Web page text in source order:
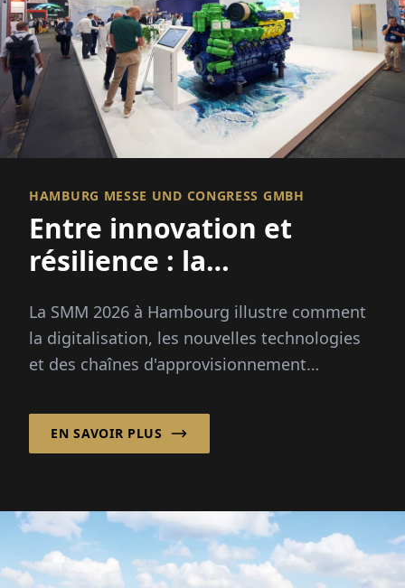
HAMBURG MESSE UND CONGRESS GMBH
Entre innovation et
résilience : la
maritime se réinvente
La SMM 2026 à Hambourg illustre comment
la digitalisation, les nouvelles technologies
et des chaînes d'approvisionnement
maritime et son avenir.
EN SAVOIR PLUS